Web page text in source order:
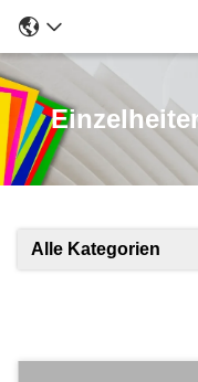
Alle Kategorien